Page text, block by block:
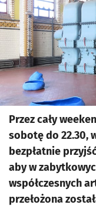
Przez cały
sobotę do 22.30,
bezpłatnie
aby w
współczesnych
przełożona